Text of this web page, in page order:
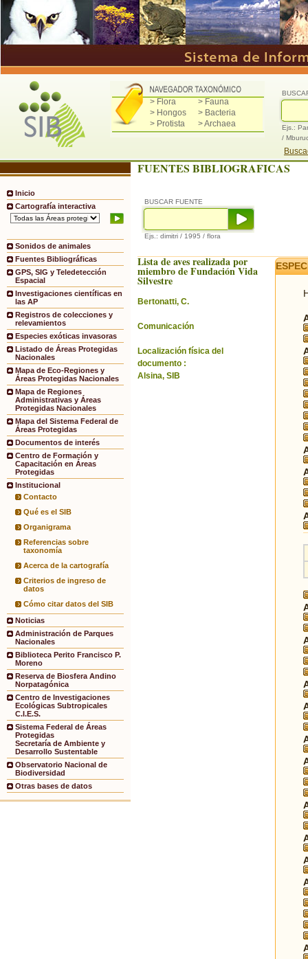
> Flora
> Fauna
> Hongos
> Bacteria
> Protista
> Archaea
Ejs.:
/
Inicio
Cartografía interactiva
Sonidos de animales
Fuentes Bibliográficas
GPS, SIG y Teledetección
Espacial
Investigaciones científicas en
las AP
Registros de colecciones y
relevamientos
Especies exóticas invasoras
Listado de Áreas Protegidas
Nacionales
Mapa de Eco-Regiones y
Áreas Protegidas Nacionales
Mapa de Regiones
Administrativas y Áreas
Protegidas Nacionales
Mapa del Sistema Federal de
Áreas Protegidas
Documentos de interés
Centro de Formación y
Capacitación en Áreas
Protegidas
Institucional
Contacto
Qué es el SIB
Organigrama
Referencias sobre
taxonomía
Acerca de la cartografía
Criterios de ingreso de
datos
Cómo citar datos del SIB
Noticias
Administración de Parques
Nacionales
Biblioteca Perito Francisco P.
Moreno
Reserva de Biosfera Andino
Norpatagónica
Centro de Investigaciones
Ecológicas Subtropicales
C.I.E.S.
Sistema Federal de Áreas
Protegidas
Secretaría de Ambiente y
Desarrollo Sustentable
Observatorio Nacional de
Biodiversidad
Otras bases de datos
FUENTES BIBLIOGRAFICAS
BUSCAR FUENTE
Ejs.: dimitri / 1995 / flora
Lista de aves realizada por
miembro de Fundación Vida
Silvestre
Bertonatti, C.
Comunicación
Localización física del
documento :
Alsina, SIB